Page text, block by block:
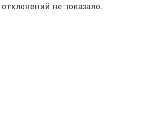
не показало.